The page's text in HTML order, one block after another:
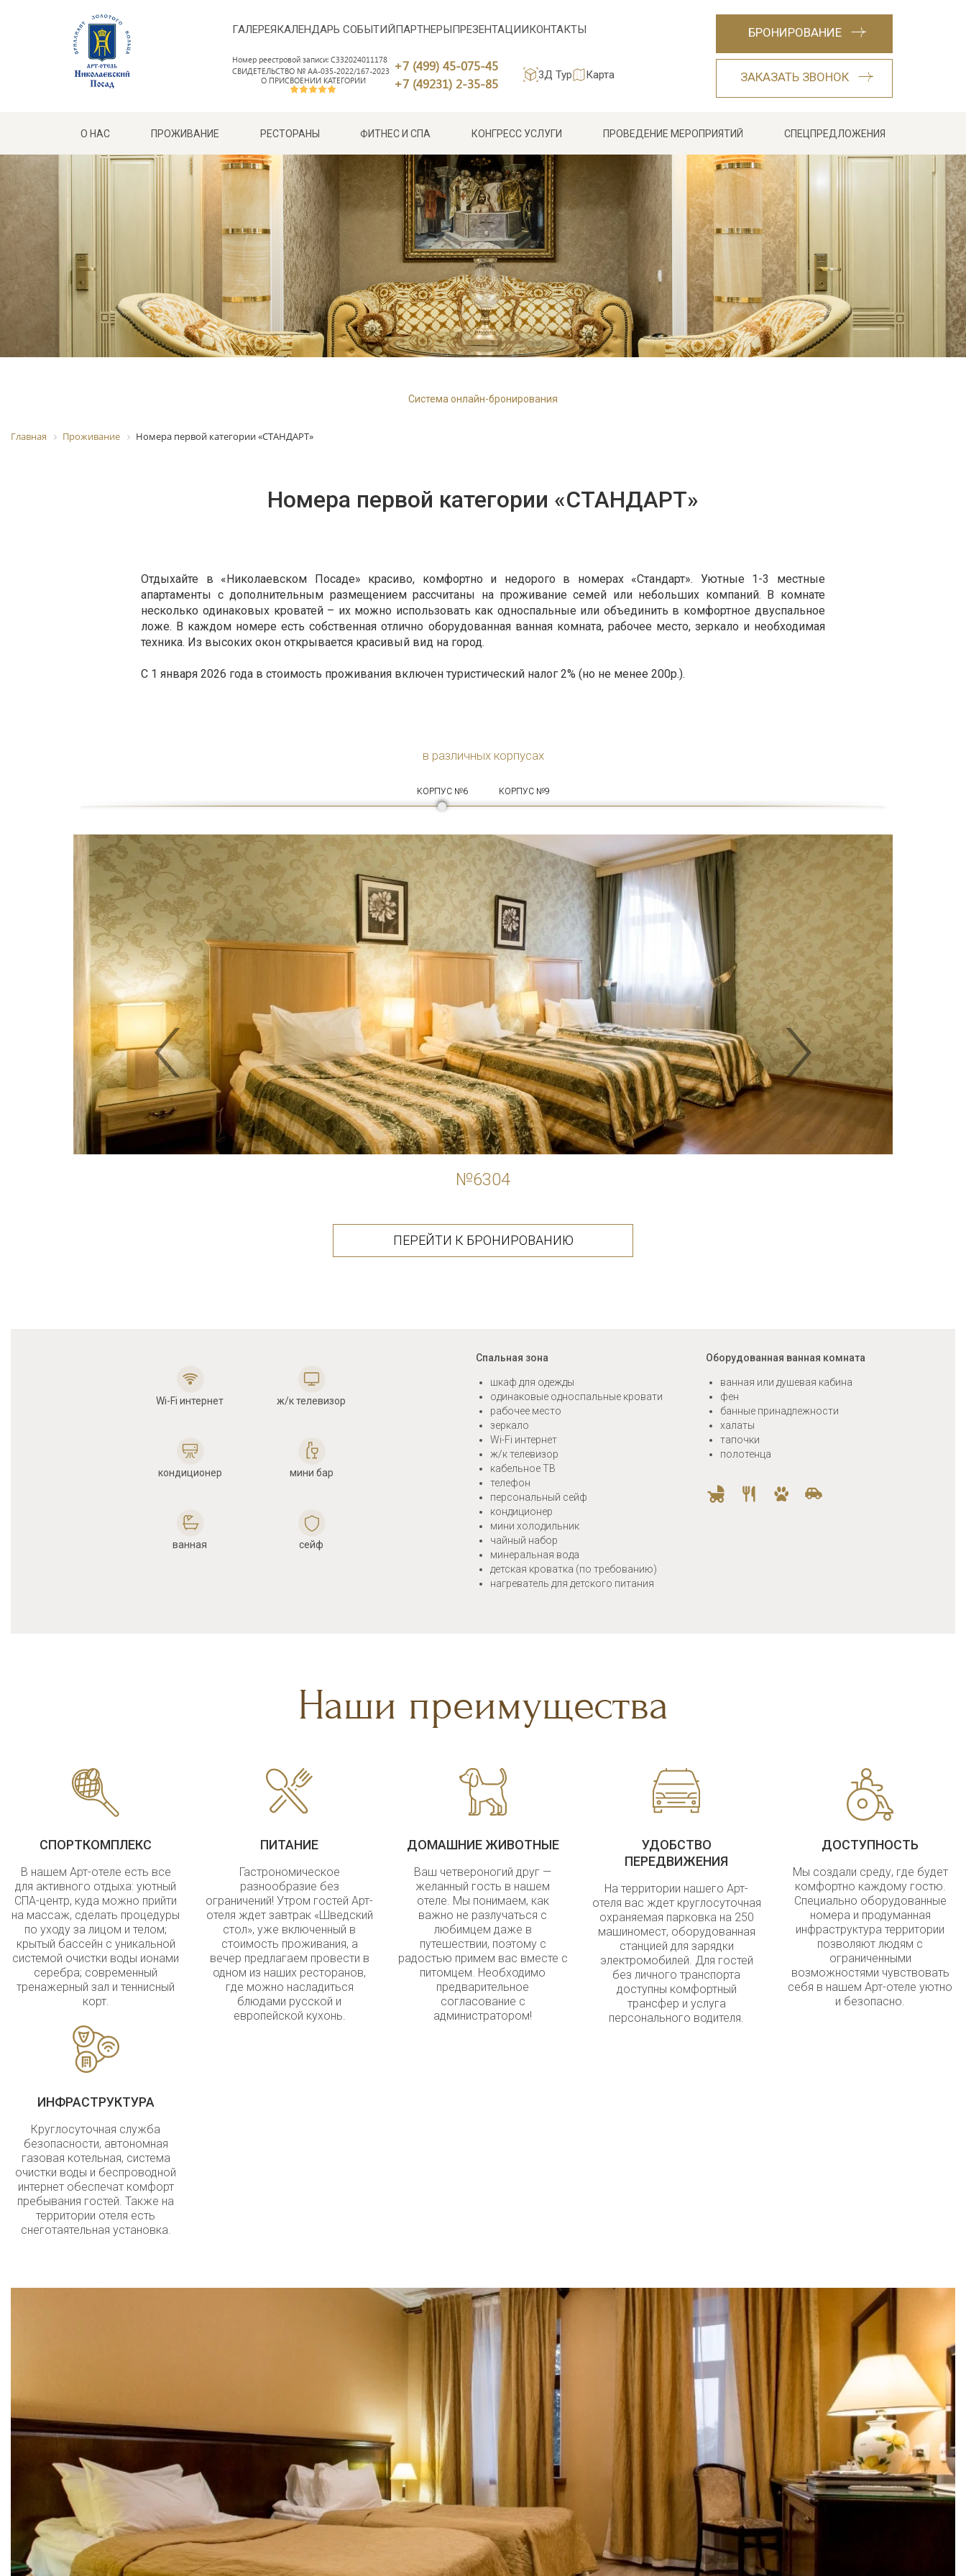
ГАЛЕРЕЯКАЛЕНДАРЬ СОБЫТИЙПАРТНЕРЫПРЕЗЕНТАЦИИКОНТАКТЫ
Номер реестровой записи: С332024011178
СВИДЕТЕЛЬСТВО № АА-035-2022/167-2023
О ПРИСВОЕНИИ КАТЕГОРИИ
+7 (499) 45-075-45
+7 (49231) 2-35-85
3Д Тур Карта
БРОНИРОВАНИЕ
ЗАКАЗАТЬ ЗВОНОК
О НАС ПРОЖИВАНИЕ РЕСТОРАНЫ ФИТНЕС И СПА КОНГРЕСС УСЛУГИ ПРОВЕДЕНИЕ МЕРОПРИЯТИЙ СПЕЦПРЕДЛОЖЕНИЯ
Система онлайн-бронирования
Главная Проживание Номера первой категории «СТАНДАРТ»
Номера первой категории «СТАНДАРТ»
Отдыхайте в «Николаевском Посаде» красиво, комфортно и недорого в номерах «Стандарт». Уютные 1-3 местные
апартаменты с дополнительным размещением рассчитаны на проживание семей или небольших компаний. В комнате
несколько одинаковых кроватей – их можно использовать как односпальные или объединить в комфортное двуспальное
ложе. В каждом номере есть собственная отлично оборудованная ванная комната, рабочее место, зеркало и необходимая
техника. Из высоких окон открывается красивый вид на город.
С 1 января 2026 года в стоимость проживания включен туристический налог 2% (но не менее 200р.).
в различных корпусах
КОРПУС №6 КОРПУС №9
№6304
ПЕРЕЙТИ К БРОНИРОВАНИЮ
Wi-Fi интернет ж/к телевизор
кондиционер мини бар
ванная сейф
Спальная зона
шкаф для одежды
одинаковые односпальные кровати
рабочее место
зеркало
Wi-Fi интернет
ж/к телевизор
кабельное ТВ
телефон
персональный сейф
кондиционер
мини холодильник
чайный набор
минеральная вода
детская кроватка (по требованию)
нагреватель для детского питания
Оборудованная ванная комната
ванная или душевая кабина
фен
банные принадлежности
халаты
тапочки
полотенца
Наши преимущества
СПОРТКОМПЛЕКС
В нашем Арт-отеле есть все
для активного отдыха: уютный
СПА-центр, куда можно прийти
на массаж, сделать процедуры
по уходу за лицом и телом;
крытый бассейн с уникальной
системой очистки воды ионами
серебра; современный
тренажерный зал и теннисный
корт.
ПИТАНИЕ
Гастрономическое
разнообразие без
ограничений! Утром гостей Арт-
отеля ждет завтрак «Шведский
стол», уже включенный в
стоимость проживания, а
вечер предлагаем провести в
одном из наших ресторанов,
где можно насладиться
блюдами русской и
европейской кухонь.
ДОМАШНИЕ ЖИВОТНЫЕ
Ваш четвероногий друг —
желанный гость в нашем
отеле. Мы понимаем, как
важно не разлучаться с
любимцем даже в
путешествии, поэтому с
радостью примем вас вместе с
питомцем. Необходимо
предварительное
согласование с
администратором!
УДОБСТВО
ПЕРЕДВИЖЕНИЯ
На территории нашего Арт-
отеля вас ждет круглосуточная
охраняемая парковка на 250
машиномест, оборудованная
станцией для зарядки
электромобилей. Для гостей
без личного транспорта
доступны комфортный
трансфер и услуга
персонального водителя.
ДОСТУПНОСТЬ
Мы создали среду, где будет
комфортно каждому гостю.
Специально оборудованные
номера и продуманная
инфраструктура территории
позволяют людям с
ограниченными
возможностями чувствовать
себя в нашем Арт-отеле уютно
и безопасно.
ИНФРАСТРУКТУРА
Круглосуточная служба
безопасности, автономная
газовая котельная, система
очистки воды и беспроводной
интернет обеспечат комфорт
пребывания гостей. Также на
территории отеля есть
снеготаятельная установка.